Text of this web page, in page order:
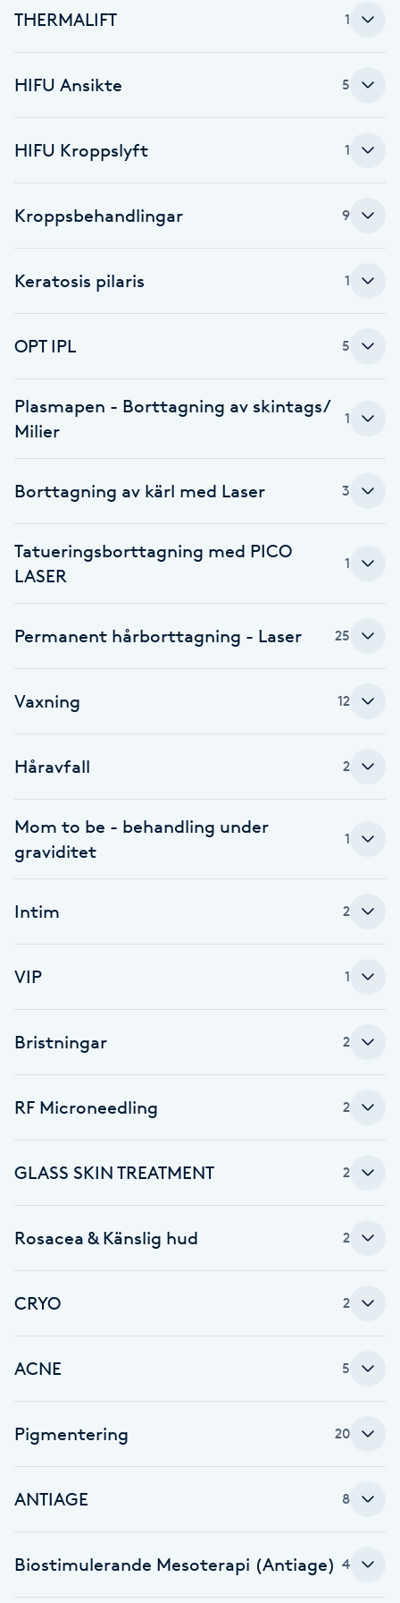
Fransk manikyr
Frekvensterapi
Friskvårdsmassage
Funktionsanalys
Föning
Gel naglar
Gellack med förstärkning
Gravidyoga
Hatha Yoga
Healing
HIFU
Hollywood Peel
Hudföryngring
Huduppstramning
Hyaluronsyra
Hypnos
THERMALIFT 1
HIFU Ansikte 5
HIFU Kroppslyft 1
Kroppsbehandlingar 9
Keratosis pilaris 1
OPT IPL 5
Plasmapen - Borttagning av skintags/
Milier
1
Borttagning av kärl med Laser 3
Tatueringsborttagning med PICO
LASER
1
Permanent hårborttagning - Laser 25
Vaxning 12
Håravfall 2
Mom to be - behandling under
graviditet
1
Intim 2
VIP 1
Bristningar 2
RF Microneedling 2
GLASS SKIN TREATMENT 2
Rosacea & Känslig hud 2
CRYO 2
ACNE 5
Pigmentering 20
ANTIAGE 8
Biostimulerande Mesoterapi (Antiage) 4